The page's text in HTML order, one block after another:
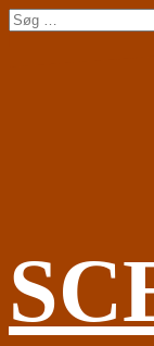
Videre
til
Søg
efter: